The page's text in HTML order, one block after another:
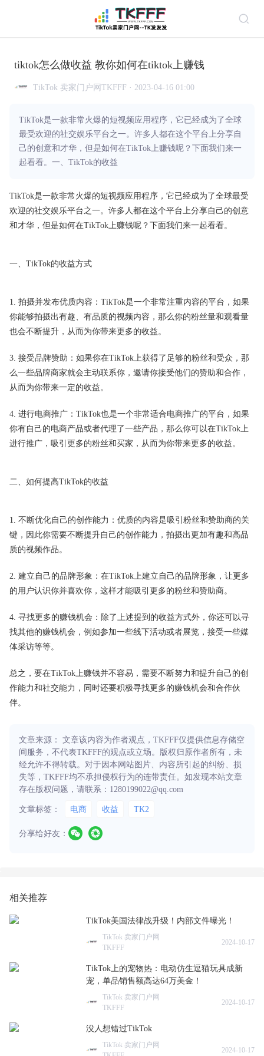
tiktok怎么做收益 教你如何在tiktok上赚钱
TikTok 卖家门户网TKFFF · 2023-04-16 01:00
TikTok是一款非常火爆的短视频应用程序，它已经成为了全球
最受欢迎的社交娱乐平台之一。许多人都在这个平台上分享自
己的创意和才华，但是如何在TikTok上赚钱呢？下面我们来一
起看看。一、TikTok的收益
TikTok是一款非常火爆的短视频应用程序，它已经成为了全球最受
欢迎的社交娱乐平台之一。许多人都在这个平台上分享自己的创意
和才华，但是如何在TikTok上赚钱呢？下面我们来一起看看。
一、TikTok的收益方式
1. 拍摄并发布优质内容：TikTok是一个非常注重内容的平台，如果
你能够拍摄出有趣、有品质的视频内容，那么你的粉丝量和观看量
也会不断提升，从而为你带来更多的收益。
3. 接受品牌赞助：如果你在TikTok上获得了足够的粉丝和受众，那
么一些品牌商家就会主动联系你，邀请你接受他们的赞助和合作，
从而为你带来一定的收益。
4. 进行电商推广：TikTok也是一个非常适合电商推广的平台，如果
你有自己的电商产品或者代理了一些产品，那么你可以在TikTok上
进行推广，吸引更多的粉丝和买家，从而为你带来更多的收益。
二、如何提高TikTok的收益
1. 不断优化自己的创作能力：优质的内容是吸引粉丝和赞助商的关
键，因此你需要不断提升自己的创作能力，拍摄出更加有趣和高品
质的视频作品。
2. 建立自己的品牌形象：在TikTok上建立自己的品牌形象，让更多
的用户认识你并喜欢你，这样才能吸引更多的粉丝和赞助商。
4. 寻找更多的赚钱机会：除了上述提到的收益方式外，你还可以寻
找其他的赚钱机会，例如参加一些线下活动或者展览，接受一些媒
体采访等等。
总之，要在TikTok上赚钱并不容易，需要不断努力和提升自己的创
作能力和社交能力，同时还要积极寻找更多的赚钱机会和合作伙
伴。
文章来源： 文章该内容为作者观点，TKFFF仅提供信息存储空
间服务，不代表TKFFF的观点或立场。版权归原作者所有，未
经允许不得转载。对于因本网站图片、内容所引起的纠纷、损
失等，TKFFF均不承担侵权行为的连带责任。如发现本站文章
存在版权问题，请联系：1280199022@qq.com
文章标签： 电商 收益 TK2
分享给好友：
相关推荐
TikTok美国法律战升级！内部文件曝光！
TikTok 卖家门户网
TKFFF
2024-10-17
TikTok上的宠物热：电动仿生逗猫玩具成新
宠，单品销售额高达64万美金！
TikTok 卖家门户网
TKFFF
2024-10-17
没人想错过TikTok
TikTok 卖家门户网
2024-10-17